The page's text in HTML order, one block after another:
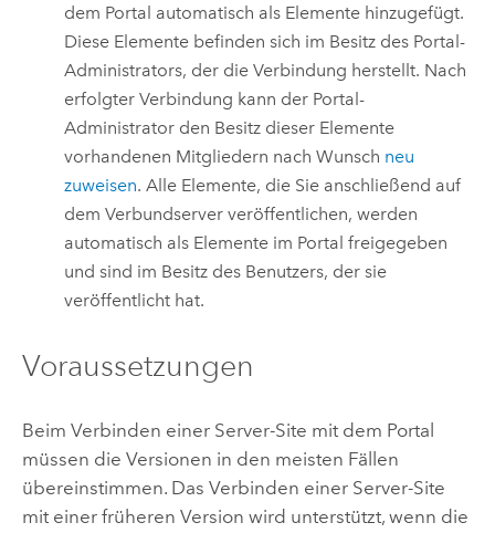
dem Portal automatisch als Elemente hinzugefügt.
Diese Elemente befinden sich im Besitz des Portal-
Administrators, der die Verbindung herstellt. Nach
erfolgter Verbindung kann der Portal-
Administrator den Besitz dieser Elemente
vorhandenen Mitgliedern nach Wunsch neu
zuweisen. Alle Elemente, die Sie anschließend auf
dem Verbundserver veröffentlichen, werden
automatisch als Elemente im Portal freigegeben
und sind im Besitz des Benutzers, der sie
veröffentlicht hat.
Voraussetzungen
Beim Verbinden einer Server-Site mit dem Portal
müssen die Versionen in den meisten Fällen
übereinstimmen. Das Verbinden einer Server-Site
mit einer früheren Version wird unterstützt, wenn die